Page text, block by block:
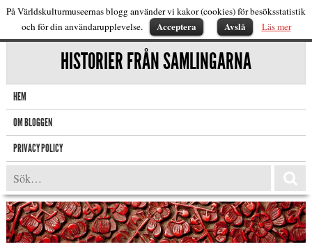
HISTORIER FRÅN SAMLINGARNA
HEM
OM BLOGGEN
PRIVACY POLICY
På Världskulturmuseernas blogg använder vi kakor (cookies) för besöksstatistik
och för din användarupplevelse.
Acceptera Avslå Läs mer